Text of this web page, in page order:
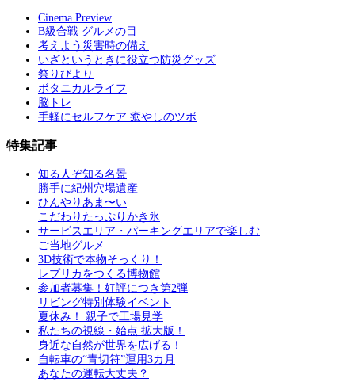
Cinema Preview
B級合戦 グルメの目
考えよう災害時の備え
いざというときに役立つ防災グッズ
祭りびより
ボタニカルライフ
脳トレ
手軽にセルフケア 癒やしのツボ
特集記事
知る人ぞ知る名景
勝手に紀州穴場遺産
ひんやりあま〜い
こだわりたっぷりかき氷
サービスエリア・パーキングエリアで楽しむ
ご当地グルメ
3D技術で本物そっくり！
レプリカをつくる博物館
参加者募集！好評につき第2弾
リビング特別体験イベント
夏休み！ 親子で工場見学
私たちの視線・始点 拡大版！
身近な自然が世界を広げる！
自転車の“青切符”運用3カ月
あなたの運転大丈夫？